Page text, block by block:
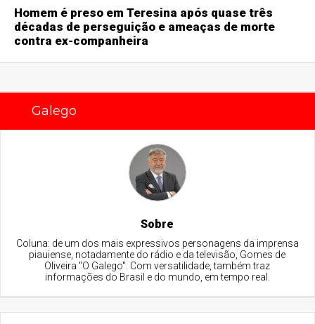
Homem é preso em Teresina após quase três
décadas de perseguição e ameaças de morte
contra ex-companheira
Galego
Sobre
Coluna: de um dos mais expressivos personagens da imprensa
piauiense, notadamente do rádio e da televisão, Gomes de
Oliveira "O Galego". Com versatilidade, também traz
informações do Brasil e do mundo, em tempo real.